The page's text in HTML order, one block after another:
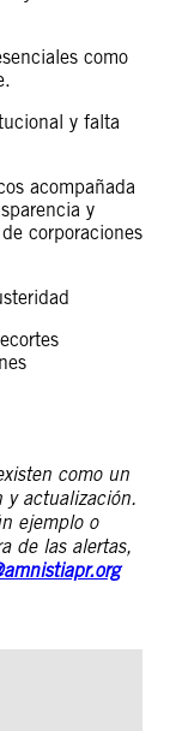
como
y falta
acompañada
y
corporaciones
como un
y actualización.
ejemplo o
de las alertas,